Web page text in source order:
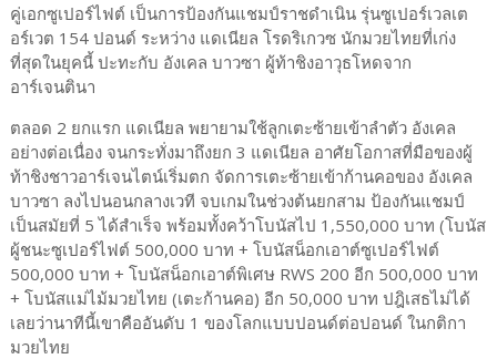
คู่เอกซูเปอร์ไฟต์ เป็นการป้องกันแชมป์ราชดำเนิน รุ่นซูเปอร์เวลเต
อร์เวต 154 ปอนด์ ระหว่าง แดเนียล โรดริเกวซ นักมวยไทยที่เก่ง
ที่สุดในยุคนี้ ปะทะกับ อังเคล บาวซา ผู้ท้าชิงอาวุธโหดจาก
อาร์เจนตินา
ตลอด 2 ยกแรก แดเนียล พยายามใช้ลูกเตะซ้ายเข้าลำตัว อังเคล
อย่างต่อเนื่อง จนกระทั่งมาถึงยก 3 แดเนียล อาศัยโอกาสที่มือของผู้
ท้าชิงชาวอาร์เจนไตน์เริ่มตก จัดการเตะซ้ายเข้าก้านคอของ อังเคล
บาวซา ลงไปนอนกลางเวที จบเกมในช่วงต้นยกสาม ป้องกันแชมป์
เป็นสมัยที่ 5 ได้สำเร็จ พร้อมทั้งคว้าโบนัสไป 1,550,000 บาท (โบนัส
ผู้ชนะซูเปอร์ไฟต์ 500,000 บาท + โบนัสน็อกเอาต์ซูเปอร์ไฟต์
500,000 บาท + โบนัสน็อกเอาต์พิเศษ RWS 200 อีก 500,000 บาท
+ โบนัสแม่ไม้มวยไทย (เตะก้านคอ) อีก 50,000 บาท ปฎิเสธไม่ได้
เลยว่านาทีนี้เขาคืออันดับ 1 ของโลกแบบปอนด์ต่อปอนด์ ในกติกา
มวยไทย